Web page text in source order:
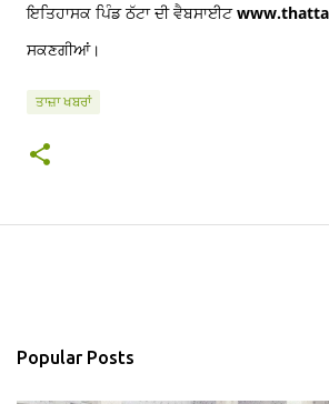
ਇਤਿਹਾਸਕ ਪਿੰਡ ਠੱਟਾ ਦੀ ਵੈਬਸਾਈਟ
ਸਕਣਗੀਆਂ।
ਤਾਜ਼ਾ ਖਬਰਾਂ
Popular Posts